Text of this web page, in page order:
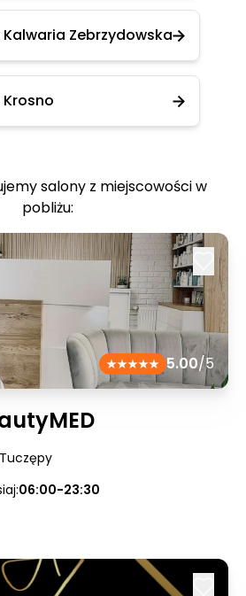
Zebrzydowska
salony z miejscowości w
pobliżu:
5.00/5
06:00-23:30